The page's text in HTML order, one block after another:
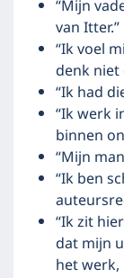
“Mijn
van Itter.”
“Ik voel
denk niet
“Ik had
“Ik werk
binnen
“Mijn
“Ik ben
“Ik zit
dat mijn
het werk,